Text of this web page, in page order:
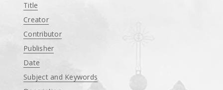
Title
Creator
Contributor
Publisher
Date
Subject and Keywords